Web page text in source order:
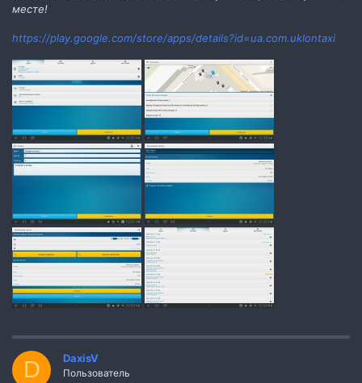
месте!
https://play.google.com/store/apps/details?id=ua.com.uklontaxi
D DaxisV
Пользователь